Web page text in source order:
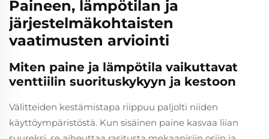
Paineen, lämpötilan ja
järjestelmäkohtaisten
vaatimusten arviointi
Miten paine ja lämpötila vaikuttavat
venttiilin suorituskykyyn ja kestoon
Välitteiden kestämistapa riippuu paljolti niiden
käyttöympäristöstä. Kun sisäinen paine kasvaa liian